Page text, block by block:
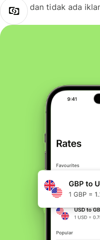
dan tidak ada